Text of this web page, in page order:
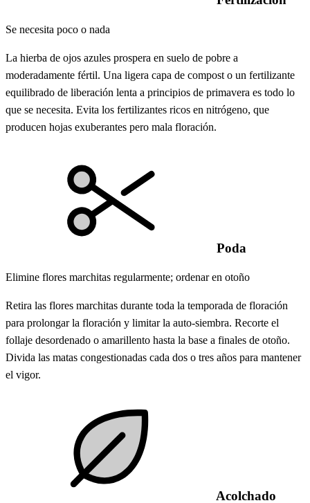
Se necesita poco o nada
La hierba de ojos azules prospera en suelo de pobre a
moderadamente fértil. Una ligera capa de compost o un fertilizante
equilibrado de liberación lenta a principios de primavera es todo lo
que se necesita. Evita los fertilizantes ricos en nitrógeno, que
producen hojas exuberantes pero mala floración.
Poda
Elimine flores marchitas regularmente; ordenar en otoño
Retira las flores marchitas durante toda la temporada de floración
para prolongar la floración y limitar la auto-siembra. Recorte el
follaje desordenado o amarillento hasta la base a finales de otoño.
Divida las matas congestionadas cada dos o tres años para mantener
el vigor.
Acolchado